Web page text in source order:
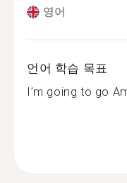
영어
언어 학습 목표
I’m going to go